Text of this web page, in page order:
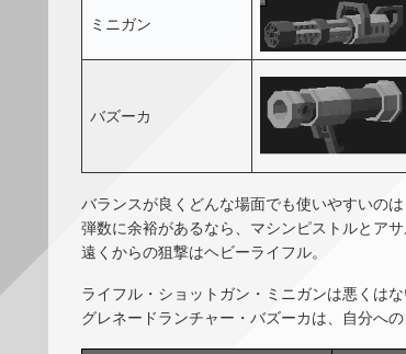
ミニガン
バズーカ
バランスが良くどんな場面でも使いやすいのは
弾数に余裕があるなら、マシンピストルとアサ
遠くからの狙撃はヘビーライフル。
ライフル・ショットガン・ミニガンは悪くはな
グレネードランチャー・バズーカは、自分へ